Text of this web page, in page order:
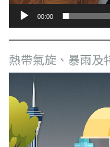
00:00
熱帶氣旋、暴雨及
訊
放
器